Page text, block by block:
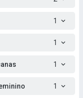
1
1
1
1